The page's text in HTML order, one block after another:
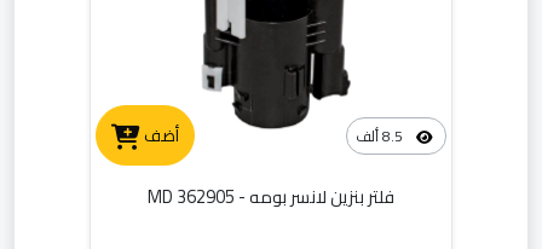
أضف
فلتر بنزين لانسر بومه - MD 362905